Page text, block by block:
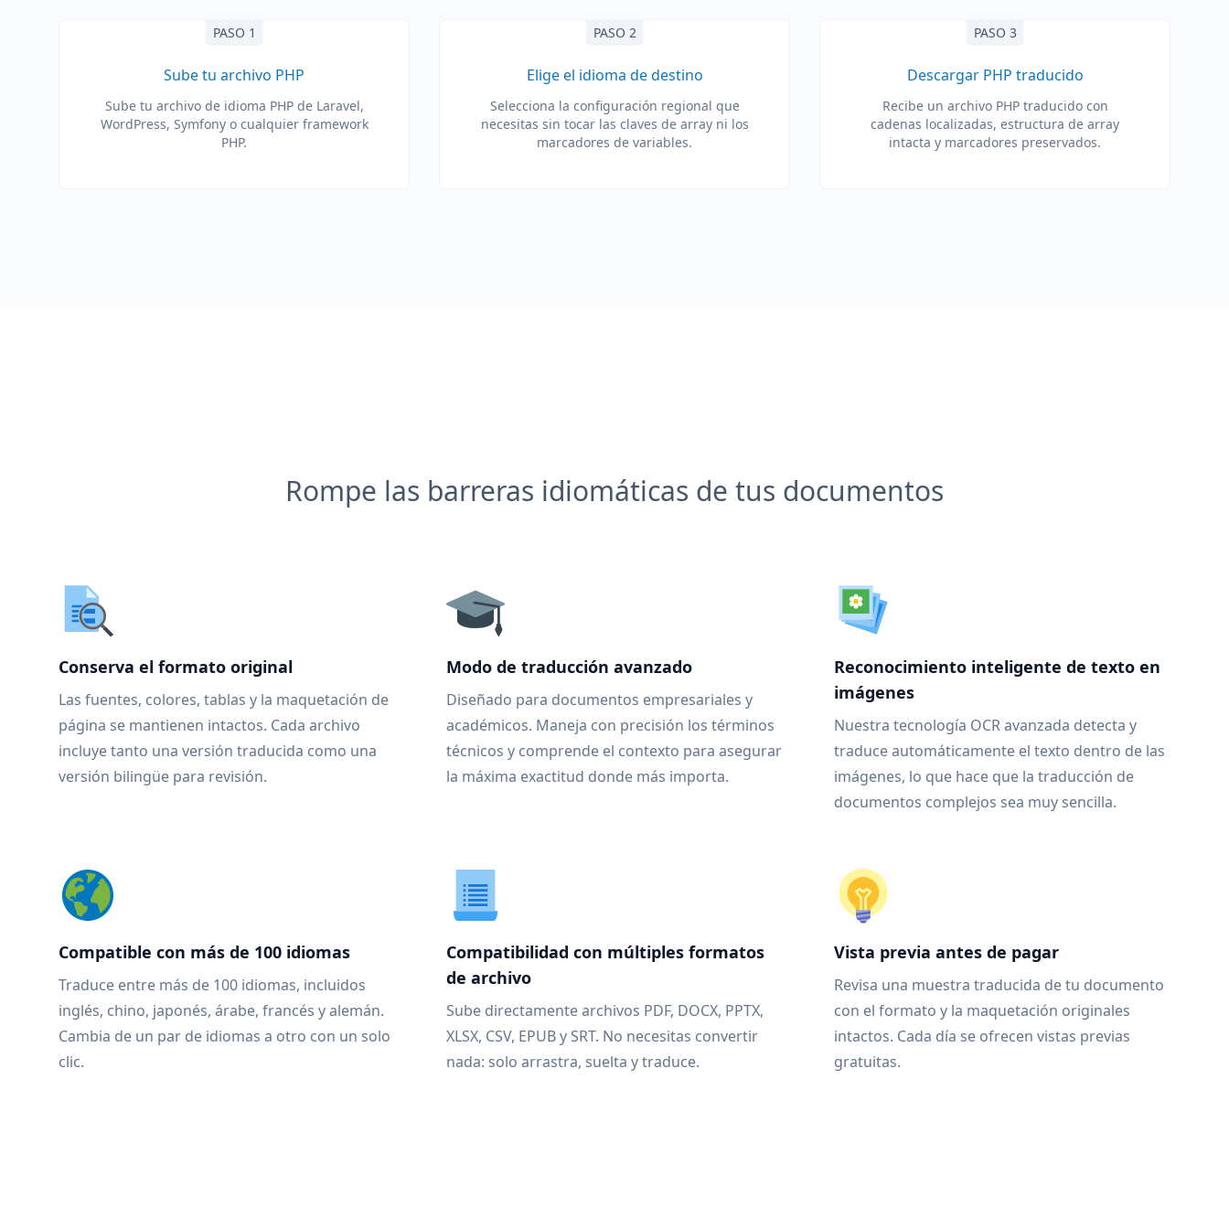
PASO 1
Sube tu archivo PHP
Sube tu archivo de idioma PHP de Laravel,
WordPress, Symfony o cualquier framework
PHP.
PASO 2
Elige el idioma de destino
Selecciona la configuración regional que
necesitas sin tocar las claves de array ni los
marcadores de variables.
PASO 3
Descargar PHP traducido
Recibe un archivo PHP traducido con
cadenas localizadas, estructura de array
intacta y marcadores preservados.
Rompe las barreras idiomáticas de tus documentos
Conserva el formato original
Las fuentes, colores, tablas y la maquetación de
página se mantienen intactos. Cada archivo
incluye tanto una versión traducida como una
versión bilingüe para revisión.
Modo de traducción avanzado
Diseñado para documentos empresariales y
académicos. Maneja con precisión los términos
técnicos y comprende el contexto para asegurar
la máxima exactitud donde más importa.
Reconocimiento inteligente de texto en
imágenes
Nuestra tecnología OCR avanzada detecta y
traduce automáticamente el texto dentro de las
imágenes, lo que hace que la traducción de
documentos complejos sea muy sencilla.
Compatible con más de 100 idiomas
Traduce entre más de 100 idiomas, incluidos
inglés, chino, japonés, árabe, francés y alemán.
Cambia de un par de idiomas a otro con un solo
clic.
Compatibilidad con múltiples formatos
de archivo
Sube directamente archivos PDF, DOCX, PPTX,
XLSX, CSV, EPUB y SRT. No necesitas convertir
nada: solo arrastra, suelta y traduce.
Vista previa antes de pagar
Revisa una muestra traducida de tu documento
con el formato y la maquetación originales
intactos. Cada día se ofrecen vistas previas
gratuitas.